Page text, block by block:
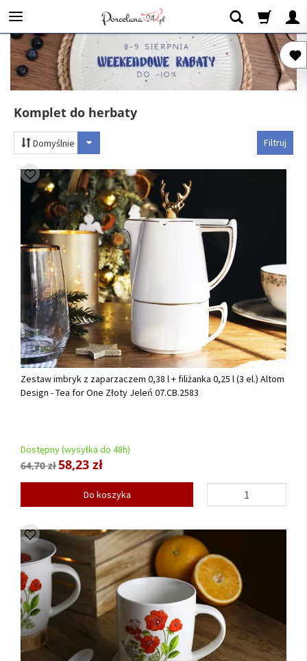
Komplet do herbaty
Filtruj
Domyślnie
Zestaw imbryk z zaparzaczem 0,38 l + filiżanka 0,25 l (3 el.) Altom
Design - Tea for One Złoty Jeleń 07.CB.2583
Dostępny (wysyłka do 48h)
64,70 zł58,23 zł
Do koszyka